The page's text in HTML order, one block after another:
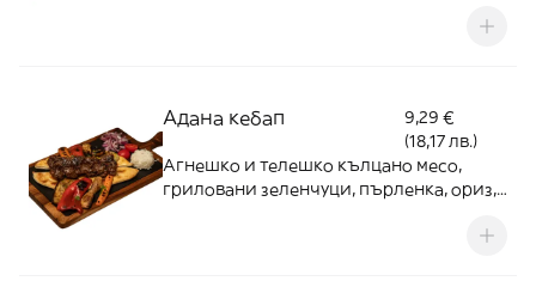
Адана кебап
9,29 €
(18,17 лв.)
Агнешко и телешко кълцано месо,
гриловани зеленчуци, пърленка, ориз,